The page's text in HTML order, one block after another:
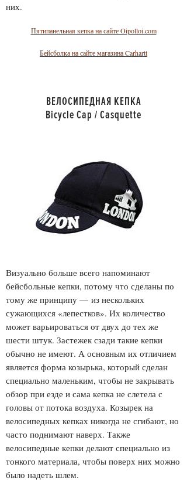
них.
Пятипанельная кепка на сайте Oipolloi.com
Бейсболка на сайте магазина Carhartt
ВЕЛОСИПЕДНАЯ КЕПКА
Bicycle Cap / Casquette
Визуально больше всего напоминают
бейсбольные кепки, потому что сделаны по
тому же принципу — из нескольких
сужающихся «лепестков». Их количество
может варьироваться от двух до тех же
шести штук. Застежек сзади такие кепки
обычно не имеют. А основным их отличием
является форма козырька, который сделан
специально маленьким, чтобы не закрывать
обзор при езде и сама кепка не слетела с
головы от потока воздуха. Козырек на
велосипедных кепках никогда не сгибают, но
часто поднимают наверх. Также
велосипедные кепки делают специально из
тонкого материала, чтобы поверх них можно
было надеть шлем.